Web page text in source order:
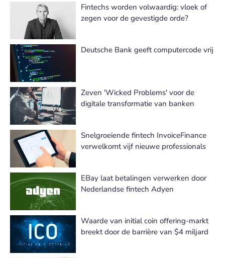
Fintechs worden volwaardig: vloek of
zegen voor de gevestigde orde?
Deutsche Bank geeft computercode vrij
Zeven 'Wicked Problems' voor de
digitale transformatie van banken
Snelgroeiende fintech InvoiceFinance
verwelkomt vijf nieuwe professionals
EBay laat betalingen verwerken door
Nederlandse fintech Adyen
Waarde van initial coin offering-markt
breekt door de barrière van $4 miljard